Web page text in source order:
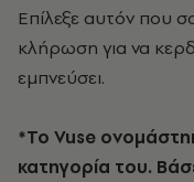
Επίλεξε αυτόν που
κλήρωση για να
εμπνεύσει.
*Το Vuse
κατηγορία του.